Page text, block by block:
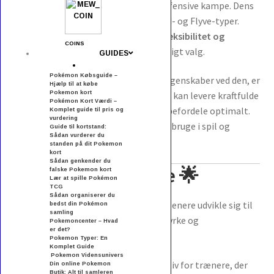
COINS
GUIDES
Pokémon Købsguide –
Hjælp til at købe
Pokemon kort
Pokémon Kort Værdi –
Komplet guide til pris og
vurdering
Guide til kortstand:
Sådan vurderer du
standen på dit Pokemon
kort
Sådan genkender du
falske Pokemon kort
Lær at spille Pokémon
TCG
Sådan organiserer du
bedst din Pokémon
samling
Pokemoncenter – Hvad
er det?
Pokemon Typer: En
Komplet Guide
Pokemon Vidensunivers
Din online Pokemon
Butik: Alt til samleren
gør den effektiv i både offensive og defensive kampe. Dens
Elektrisk-type giver fordele mod Vand- og Flyve-typer.
Kombinationen afhurtige angreb, fleksibilitet og
typefordele
gør den til et taktisk vigtigt valg.
En af de mest bemærkelsesværdige egenskaber ved den, er
energi og præcision i kamp
. Den kan levere kraftfulde
angreb på kort tid og udnytte sine typefordele optimalt.
Dette gør den både sjov og effektiv at bruge i spil og
turneringer.
Udvikling og styrke 🌟
Pikachu udvikler sig fra
og kan senere udvikle sig til
⚡. Hver udvikling øger både styrke og
kampkapacitet markant.
Denne udviklingslinje gør den attraktiv for trænere, der